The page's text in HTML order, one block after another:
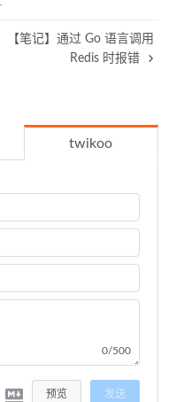
【笔记】通过 Go 语言调用
Redis 时报错
twikoo
0/500
预览 发送